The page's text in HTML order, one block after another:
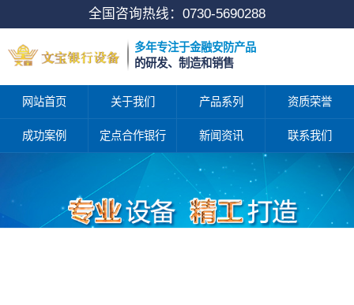
全国咨询热线： 0730-5690288
多年专注于金融安防产品
的研发、制造和销售
网站首页 关于我们 产品系列 资质荣誉
成功案例 定点合作银行 新闻资讯 联系我们